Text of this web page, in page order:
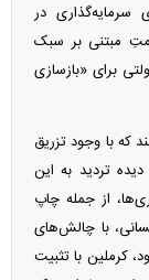
در
مبتنی بر سبک
برای «بازسازی
که با وجود تزریق
تردید به این
از جمله چاپ
با چالش‌های
کرملین با تثبیت